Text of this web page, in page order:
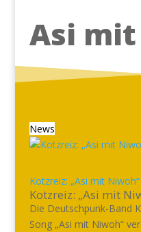
Asi
News
Kotzreiz: „Asi mit Niwoh“
Kotzreiz: „Asi mit
Die Deutschpunk-Band
Song „Asi mit Niwoh“